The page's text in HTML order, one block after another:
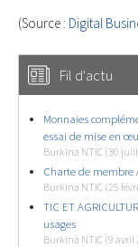
(Source : Digital
Fil d'actu
Monnaies
essai de mise en
Burkina NTIC (30
Charte de membre
Burkina NTIC (25
TIC ET
usages
Burkina NTIC (9 avril